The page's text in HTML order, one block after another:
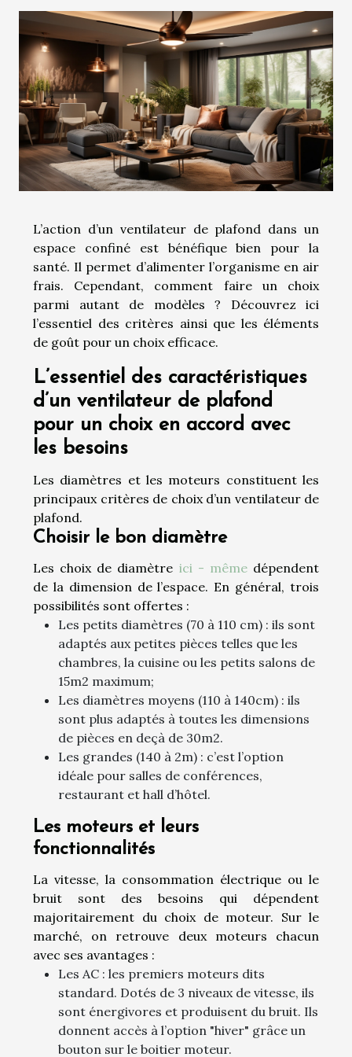
L’action d’un ventilateur de plafond dans un
espace confiné est bénéfique bien pour la
santé. Il permet d’alimenter l’organisme en air
frais. Cependant, comment faire un choix
parmi autant de modèles ? Découvrez ici
l’essentiel des critères ainsi que les éléments
de goût pour un choix efficace.
L’essentiel des caractéristiques
d’un ventilateur de plafond
pour un choix en accord avec
les besoins
Les diamètres et les moteurs constituent les
principaux critères de choix d’un ventilateur de
plafond.
Choisir le bon diamètre
Les choix de diamètre ici - mêmedépendent
de la dimension de l’espace. En général, trois
possibilités sont offertes :
Les petits diamètres (70 à 110 cm) : ils sont
adaptés aux petites pièces telles que les
chambres, la cuisine ou les petits salons de
15m2 maximum;
Les diamètres moyens (110 à 140cm) : ils
sont plus adaptés à toutes les dimensions
de pièces en deçà de 30m2.
Les grandes (140 à 2m) : c’est l’option
idéale pour salles de conférences,
restaurant et hall d’hôtel.
Les moteurs et leurs
fonctionnalités
La vitesse, la consommation électrique ou le
bruit sont des besoins qui dépendent
majoritairement du choix de moteur. Sur le
marché, on retrouve deux moteurs chacun
avec ses avantages :
Les AC : les premiers moteurs dits
standard. Dotés de 3 niveaux de vitesse, ils
sont énergivores et produisent du bruit. Ils
donnent accès à l’option "hiver" grâce un
bouton sur le boitier moteur.